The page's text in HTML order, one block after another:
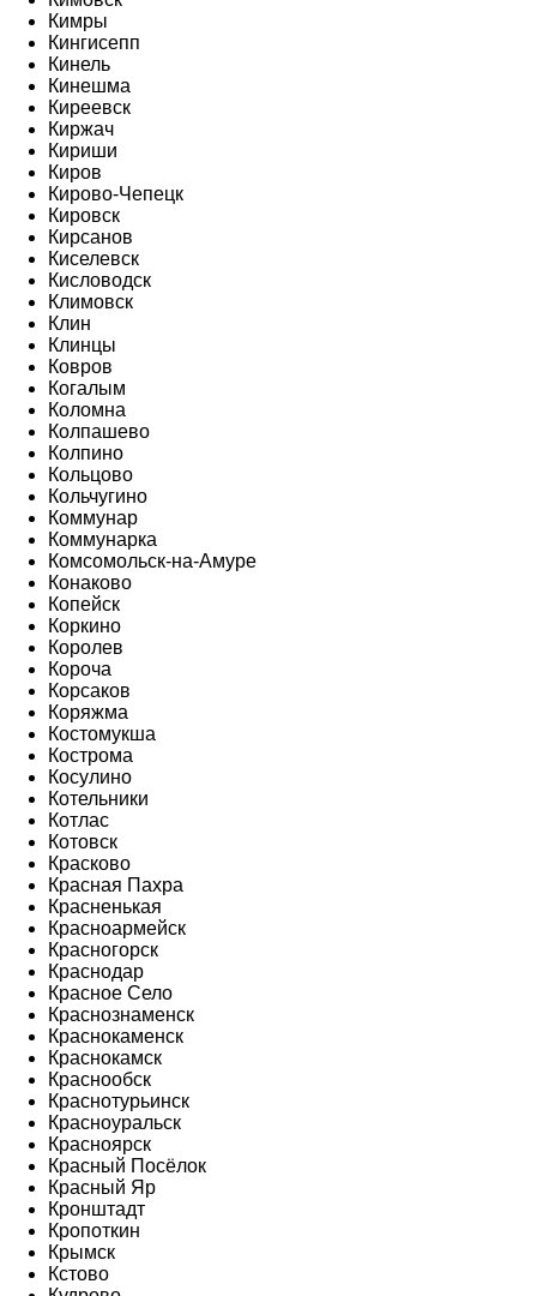
Кимры
Кингисепп
Кинель
Кинешма
Киреевск
Киржач
Кириши
Киров
Кирово-Чепецк
Кировск
Кирсанов
Киселевск
Кисловодск
Климовск
Клин
Клинцы
Ковров
Когалым
Коломна
Колпашево
Колпино
Кольцово
Кольчугино
Коммунар
Коммунарка
Комсомольск-на-Амуре
Конаково
Копейск
Коркино
Королев
Короча
Корсаков
Коряжма
Костомукша
Кострома
Косулино
Котельники
Котлас
Котовск
Красково
Красная Пахра
Красненькая
Красноармейск
Красногорск
Краснодар
Красное Село
Краснознаменск
Краснокаменск
Краснокамск
Краснообск
Краснотурьинск
Красноуральск
Красноярск
Красный Посёлок
Красный Яр
Кронштадт
Кропоткин
Крымск
Кстово